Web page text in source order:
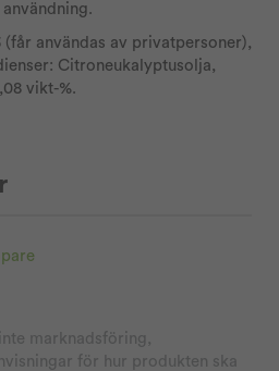
(får användas av privatpersoner),
Citroneukalyptusolja,
vikt-%.
marknadsföring,
för hur produkten ska